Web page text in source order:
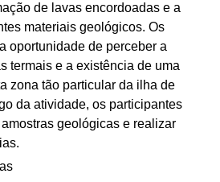
de lavas encordoadas e a
materiais geológicos. Os
oportunidade de perceber a
termais e a existência de uma
zona tão particular da ilha de
da atividade, os participantes
geológicas e realizar